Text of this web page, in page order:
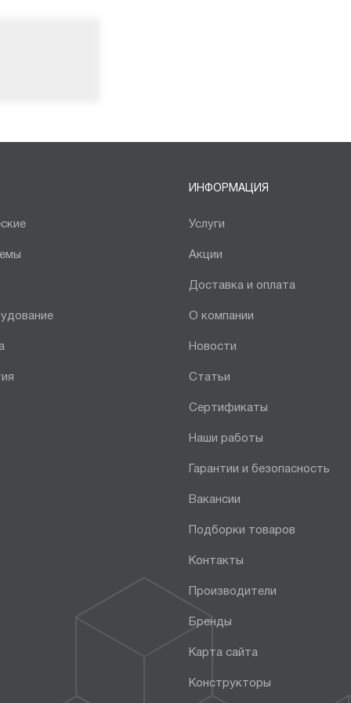
ИНФОРМАЦИЯ
Услуги
Акции
Доставка и оплата
О компании
Новости
Статьи
Сертификаты
Наши работы
Гарантии и безопасность
Вакансии
Подборки товаров
Контакты
Производители
Бренды
Карта сайта
Конструкторы